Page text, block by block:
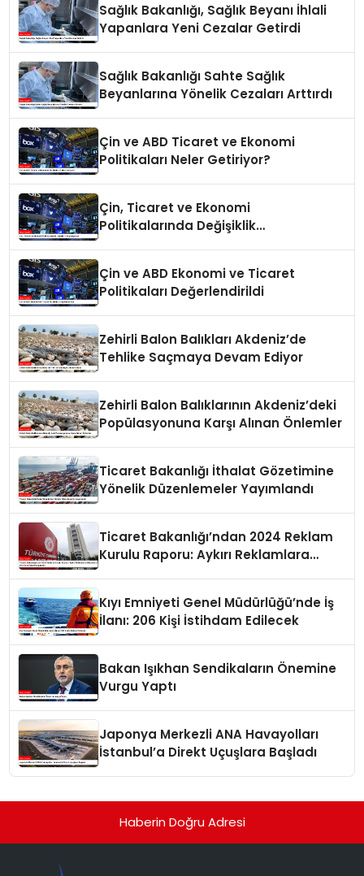
Sağlık Bakanlığı, Sağlık Beyanı İhlali
Yapanlara Yeni Cezalar Getirdi
Sağlık Bakanlığı Sahte Sağlık
Beyanlarına Yönelik Cezaları Arttırdı
Çin ve ABD Ticaret ve Ekonomi
Politikaları Neler Getiriyor?
Çin, Ticaret ve Ekonomi
Politikalarında Değişiklik
Çin ve ABD Ekonomi ve Ticaret
Politikaları Değerlendirildi
Zehirli Balon Balıkları Akdeniz’de
Tehlike Saçmaya Devam Ediyor
Zehirli Balon Balıklarının Akdeniz’deki
Popülasyonuna Karşı Alınan Önlemler
Ticaret Bakanlığı İthalat Gözetimine
Yönelik Düzenlemeler Yayımlandı
Ticaret Bakanlığı’ndan 2024 Reklam
Kurulu Raporu: Aykırı Reklamlara
Kıyı Emniyeti Genel Müdürlüğü’nde İş
İlanı: 206 Kişi İstihdam Edilecek
Bakan Işıkhan Sendikaların Önemine
Vurgu Yaptı
Japonya Merkezli ANA Havayolları
İstanbul’a Direkt Uçuşlara Başladı
Haberin Doğru Adresi